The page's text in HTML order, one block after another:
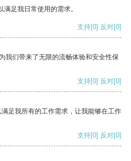
足我日常使用的需求。
支持[0] 反对[0]
我们带来了无限的流畅体验和安全性保
支持[0] 反对[0]
足我所有的工作需求，让我能够在工作
支持[0] 反对[0]